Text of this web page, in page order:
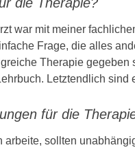
die Therapie?
war mit meiner
Frage, die alles
Therapie gegeben
Letztendlich
für die
sollten